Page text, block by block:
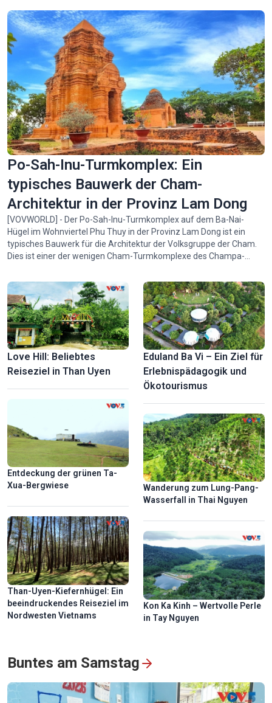
Po-Sah-Inu-Turmkomplex: Ein
typisches Bauwerk der Cham-
Architektur in der Provinz Lam Dong
[VOVWORLD] - Der Po-Sah-Inu-Turmkomplex auf dem Ba-Nai-
Hügel im Wohnviertel Phu Thuy in der Provinz Lam Dong ist ein
typisches Bauwerk für die Architektur der Volksgruppe der Cham.
Dies ist einer der wenigen Cham-Turmkomplexe des Champa-
Love Hill: Beliebtes
Reiseziel in Than Uyen
Entdeckung der grünen Ta-
Xua-Bergwiese
Than-Uyen-Kiefernhügel: Ein
beeindruckendes Reiseziel im
Nordwesten Vietnams
Eduland Ba Vi – Ein Ziel für
Erlebnispädagogik und
Ökotourismus
Wanderung zum Lung-Pang-
Wasserfall in Thai Nguyen
Kon Ka Kinh – Wertvolle Perle
in Tay Nguyen
Buntes am Samstag